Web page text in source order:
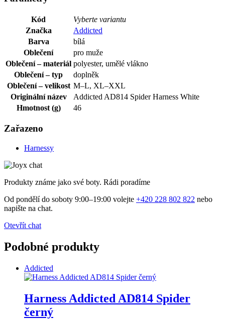
Kód
Vyberte variantu
Značka
Addicted
Barva
bílá
Oblečení
pro muže
Oblečení – materiál polyester, umělé vlákno
Oblečení – typ
doplněk
Oblečení – velikost M–L, XL–XXL
Originální název
Addicted AD814 Spider Harness White
Hmotnost (g)
46
Zařazeno
Harnessy
Produkty známe jako své boty. Rádi poradíme
Od pondělí do soboty 9:00–19:00 volejte +420 228 802 822 nebo
napište na chat.
Otevřít chat
Podobné produkty
Addicted
Harness Addicted AD814 Spider
černý